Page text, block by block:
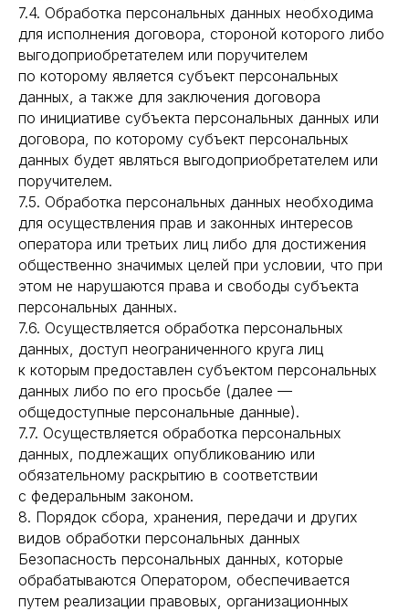
7.4. Обработка персональных данных необходима
для исполнения договора, стороной которого либо
выгодоприобретателем или поручителем
по которому является субъект персональных
данных, а также для заключения договора
по инициативе субъекта персональных данных или
договора, по которому субъект персональных
данных будет являться выгодоприобретателем или
поручителем.
7.5. Обработка персональных данных необходима
для осуществления прав и законных интересов
оператора или третьих лиц либо для достижения
общественно значимых целей при условии, что при
этом не нарушаются права и свободы субъекта
персональных данных.
7.6. Осуществляется обработка персональных
данных, доступ неограниченного круга лиц
к которым предоставлен субъектом персональных
данных либо по его просьбе (далее —
общедоступные персональные данные).
7.7. Осуществляется обработка персональных
данных, подлежащих опубликованию или
обязательному раскрытию в соответствии
с федеральным законом.
8. Порядок сбора, хранения, передачи и других
видов обработки персональных данных
Безопасность персональных данных, которые
обрабатываются Оператором, обеспечивается
путем реализации правовых, организационных